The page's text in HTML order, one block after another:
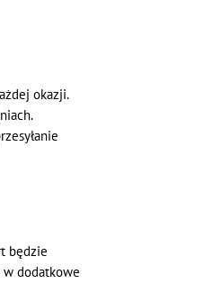
okazji.
będzie
w dodatkowe